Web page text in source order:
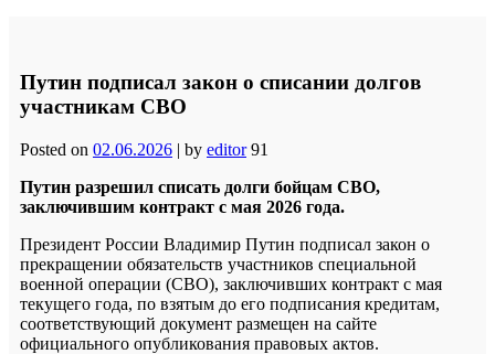
Путин подписал закон о списании долгов
участникам СВО
Posted on 02.06.2026 | by editor 91
Путин разрешил списать долги бойцам СВО,
заключившим контракт с мая 2026 года.
Президент России Владимир Путин подписал закон о
прекращении обязательств участников специальной
военной операции (СВО), заключивших контракт с мая
текущего года, по взятым до его подписания кредитам,
соответствующий документ размещен на сайте
официального опубликования правовых актов.